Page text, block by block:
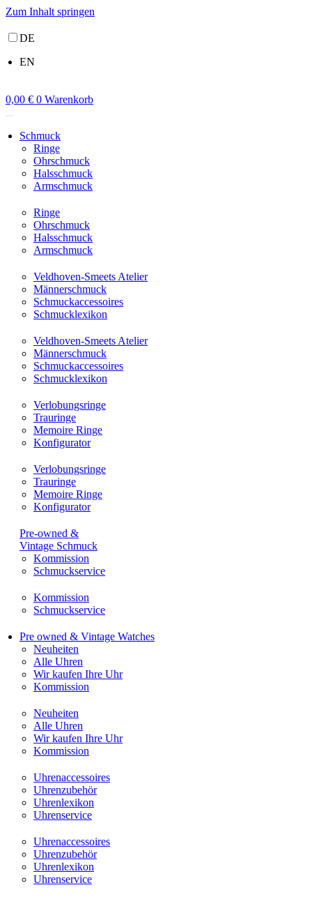
Zum Inhalt springen
DE
EN
0,00 € 0 Warenkorb
Schmuck
Ringe
Ohrschmuck
Halsschmuck
Armschmuck
Ringe
Ohrschmuck
Halsschmuck
Armschmuck
Veldhoven-Smeets Atelier
Männerschmuck
Schmuckaccessoires
Schmucklexikon
Veldhoven-Smeets Atelier
Männerschmuck
Schmuckaccessoires
Schmucklexikon
Verlobungsringe
Trauringe
Memoire Ringe
Konfigurator
Verlobungsringe
Trauringe
Memoire Ringe
Konfigurator
Pre-owned &
Vintage Schmuck
Kommission
Schmuckservice
Kommission
Schmuckservice
Pre owned & Vintage Watches
Neuheiten
Alle Uhren
Wir kaufen Ihre Uhr
Kommission
Neuheiten
Alle Uhren
Wir kaufen Ihre Uhr
Kommission
Uhrenaccessoires
Uhrenzubehör
Uhrenlexikon
Uhrenservice
Uhrenaccessoires
Uhrenzubehör
Uhrenlexikon
Uhrenservice